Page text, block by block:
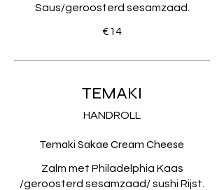
Saus/geroosterd sesamzaad.
€14
TEMAKI
HANDROLL
Temaki Sakae Cream Cheese
Zalm met Philadelphia Kaas
/geroosterd sesamzaad/ sushi Rijst.